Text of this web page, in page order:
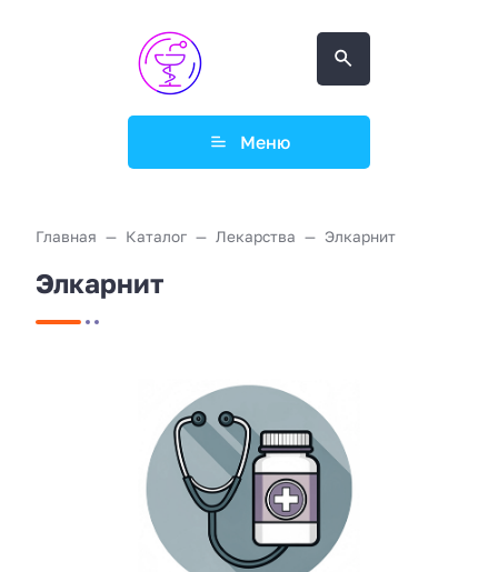
Меню
Главная Каталог Лекарства Элкарнит
Элкарнит